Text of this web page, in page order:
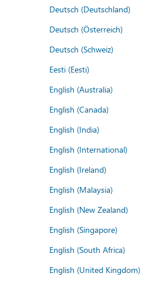
Deutsch (Deutschland)
Deutsch (Österreich)
Deutsch (Schweiz)
Eesti (Eesti)
English (Australia)
English (Canada)
English (India)
English (International)
English (Ireland)
English (Malaysia)
English (New Zealand)
English (Singapore)
English (South Africa)
English (United Kingdom)